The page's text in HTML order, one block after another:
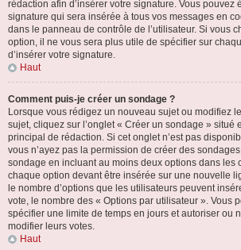
rédaction afin d’insérer votre signature. Vous pouvez
signature qui sera insérée à tous vos messages en
dans le panneau de contrôle de l’utilisateur. Si vous
option, il ne vous sera plus utile de spécifier sur
d’insérer votre signature.
Haut
Comment puis-je créer un sondage ?
Lorsque vous rédigez un nouveau sujet ou modifiez
sujet, cliquez sur l’onglet « Créer un sondage » situé
principal de rédaction. Si cet onglet n’est pas
vous n’ayez pas la permission de créer des
sondage en incluant au moins deux options dans les
chaque option devant être insérée sur une nouvelle
le nombre d’options que les utilisateurs peuvent
vote, le nombre des « Options par utilisateur ». Vous
spécifier une limite de temps en jours et autoriser ou
modifier leurs votes.
Haut